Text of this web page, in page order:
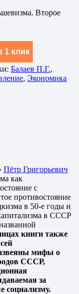
Второе
1 клик
Балаев П.Г.,
, Экономика
Пётр Григорьевич
как
с
противостояние
в 50-е годы и
в СССР
книги также
мифы о
СССР,
за
социализму.